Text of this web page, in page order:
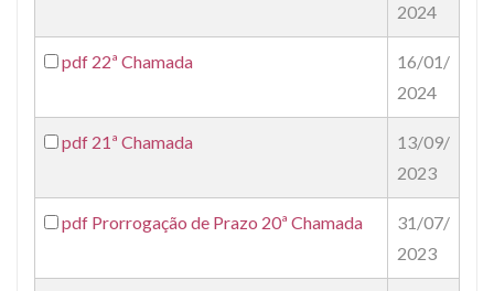
2024
pdf 22ª Chamada
16/01/
2024
pdf 21ª Chamada
13/09/
2023
pdf Prorrogação de Prazo 20ª Chamada
31/07/
2023